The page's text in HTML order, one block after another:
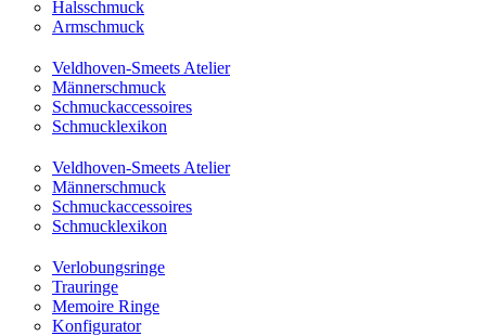
Halsschmuck
Armschmuck
Veldhoven-Smeets Atelier
Männerschmuck
Schmuckaccessoires
Schmucklexikon
Veldhoven-Smeets Atelier
Männerschmuck
Schmuckaccessoires
Schmucklexikon
Verlobungsringe
Trauringe
Memoire Ringe
Konfigurator